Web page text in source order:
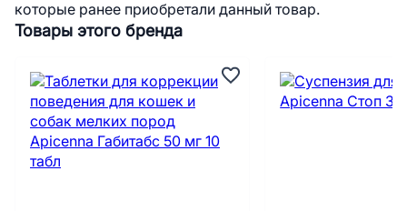
Товары этого бренда
которые ранее приобретали данный товар.